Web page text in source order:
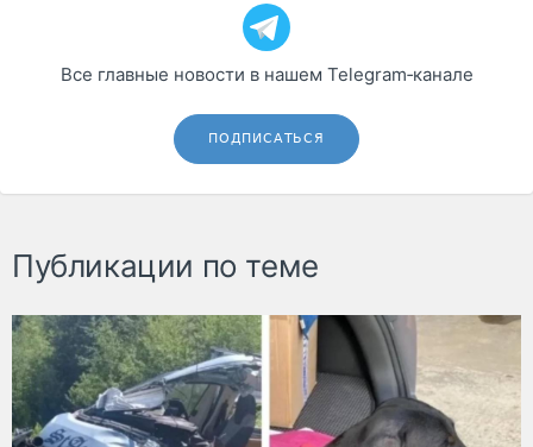
Все главные новости в нашем Telegram‑канале
ПОДПИСАТЬСЯ
Публикации по теме